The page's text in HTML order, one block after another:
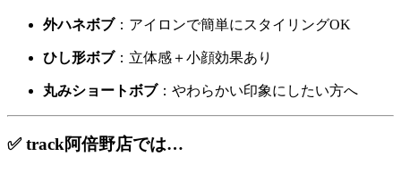
外ハネボブ：アイロンで簡単にスタイリングOK
ひし形ボブ：立体感＋小顔効果あり
丸みショートボブ：やわらかい印象にしたい方へ
✅ track阿倍野店では…